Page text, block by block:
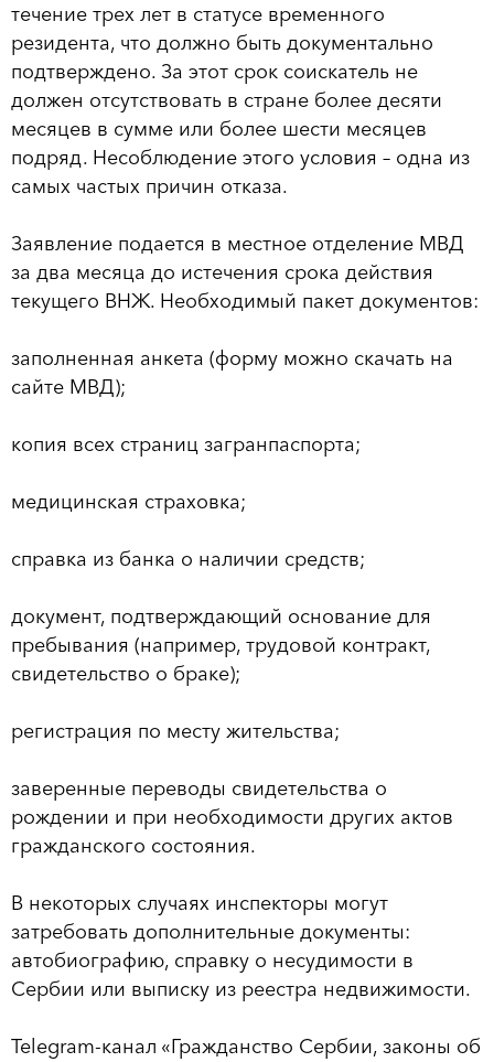
течение трех лет в статусе временного
резидента, что должно быть документально
подтверждено. За этот срок соискатель не
должен отсутствовать в стране более десяти
месяцев в сумме или более шести месяцев
подряд. Несоблюдение этого условия – одна из
самых частых причин отказа.
Заявление подается в местное отделение МВД
за два месяца до истечения срока действия
текущего ВНЖ. Необходимый пакет документов:
заполненная анкета (форму можно скачать на
сайте МВД);
копия всех страниц загранпаспорта;
медицинская страховка;
справка из банка о наличии средств;
документ, подтверждающий основание для
пребывания (например, трудовой контракт,
свидетельство о браке);
регистрация по месту жительства;
заверенные переводы свидетельства о
рождении и при необходимости других актов
гражданского состояния.
В некоторых случаях инспекторы могут
затребовать дополнительные документы:
автобиографию, справку о несудимости в
Сербии или выписку из реестра недвижимости.
Telegram-канал «Гражданство Сербии, законы об